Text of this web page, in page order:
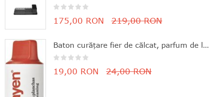
175,00 RON 219,00 RON
Baton curăţare fier de călcat, parfum de lămâie, 11.8x3 cm, Rayen - 8412955061630
19,00 RON 24,00 RON